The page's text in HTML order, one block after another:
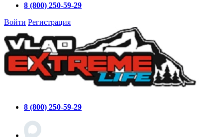
8 (800) 250-59-29
Войти Регистрация
8 (800) 250-59-29